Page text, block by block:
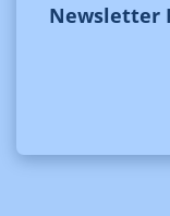
Newsletter